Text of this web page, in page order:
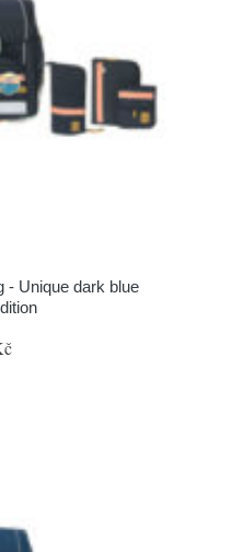
- Unique dark blue